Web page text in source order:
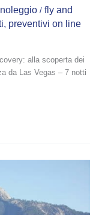
/ fly and
, preventivi on line
alla scoperta dei
da Las Vegas – 7 notti